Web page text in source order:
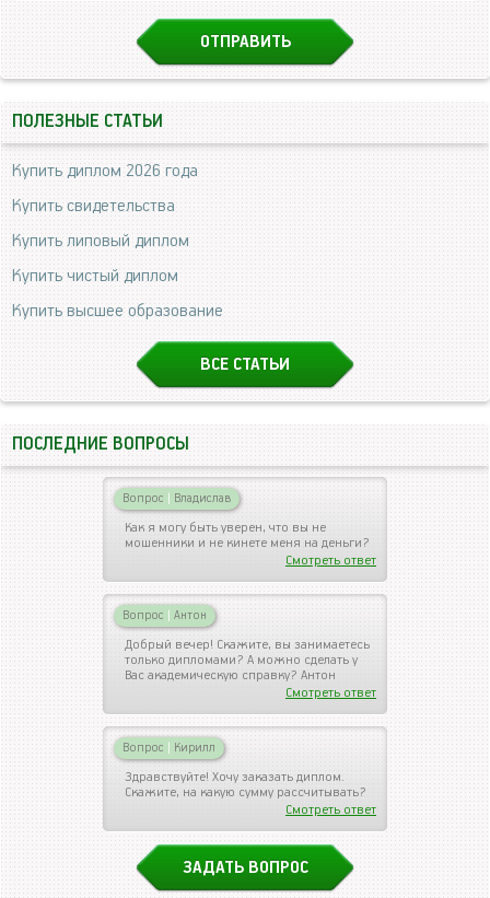
ПОЛЕЗНЫЕ СТАТЬИ
Купить диплом 2026 года
Купить свидетельства
Купить липовый диплом
Купить чистый диплом
Купить высшее образование
ВСЕ СТАТЬИ
ПОСЛЕДНИЕ ВОПРОСЫ
Вопрос | Владислав
Как я могу быть уверен, что вы не
мошенники и не кинете меня на деньги?
Смотреть ответ
Вопрос | Антон
Добрый вечер! Скажите, вы занимаетесь
только дипломами? А можно сделать у
Вас академическую справку? Антон
Смотреть ответ
Вопрос | Кирилл
Здравствуйте! Хочу заказать диплом.
Скажите, на какую сумму рассчитывать?
Смотреть ответ
ЗАДАТЬ ВОПРОС